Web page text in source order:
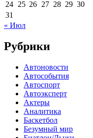
24 25 26 27 28 29 30
31
« Июл
Рубрики
Автоновости
Автособытия
Автоспорт
Автоэксперт
Актеры
Аналитика
Баскетбол
Безумный мир